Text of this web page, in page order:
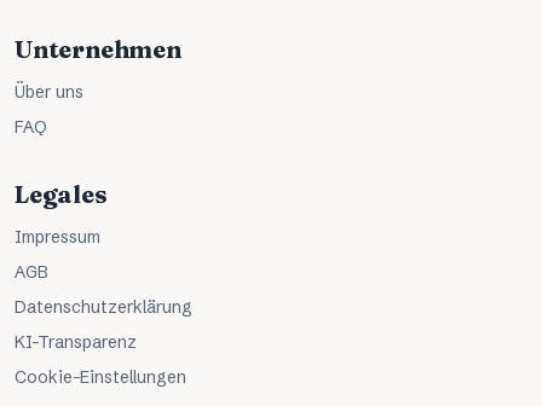
Unternehmen
Über uns
FAQ
Legales
Impressum
AGB
Datenschutzerklärung
KI-Transparenz
Cookie-Einstellungen